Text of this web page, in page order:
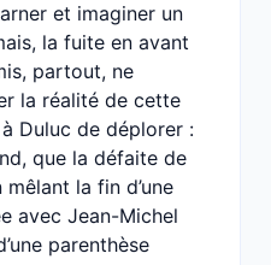
et imaginer un
la fuite en avant
partout, ne
la réalité de cette
Duluc de déplorer :
que la défaite de
mêlant la fin d’une
avec Jean-Michel
parenthèse